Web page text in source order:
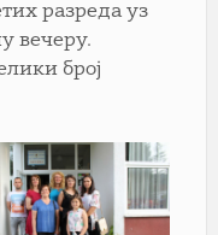
разреда уз
вечеру.
број